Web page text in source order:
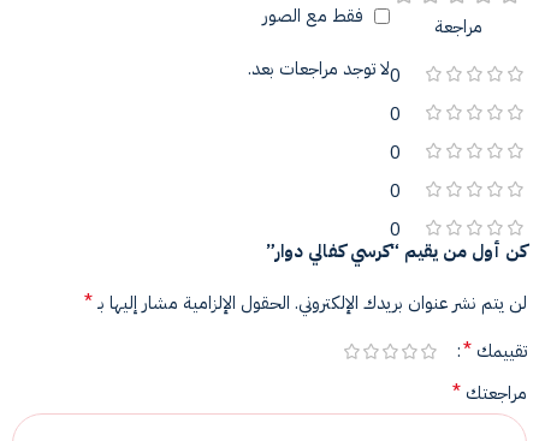
مراجعة
0
0
0
0
0
فقط مع الصور
لا توجد مراجعات بعد.
كن أول من يقيم “كرسي كفالي دوار”
لن يتم نشر عنوان بريدك الإلكتروني. الحقول الإلزامية مشار إليها بـ*
تقييمك *
مراجعتك *